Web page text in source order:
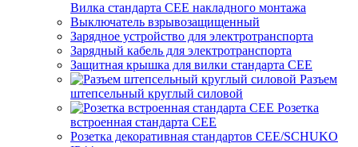
Вилка стандарта CEE накладного монтажа
Выключатель взрывозащищенный
Зарядное устройство для электротранспорта
Зарядный кабель для электротранспорта
Защитная крышка для вилки стандарта CEE
Разъем
штепсельный круглый силовой
Розетка
встроенная стандарта CEE
Розетка декоративная стандартов CEE/SCHUKO